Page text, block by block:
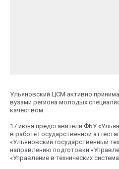
Ульяновский ЦСМ активно
вузами региона молодых
качеством.
17 июня представители ФБУ
в работе Государственной
«Ульяновский государственный
направлению подготовки
«Управление в технических